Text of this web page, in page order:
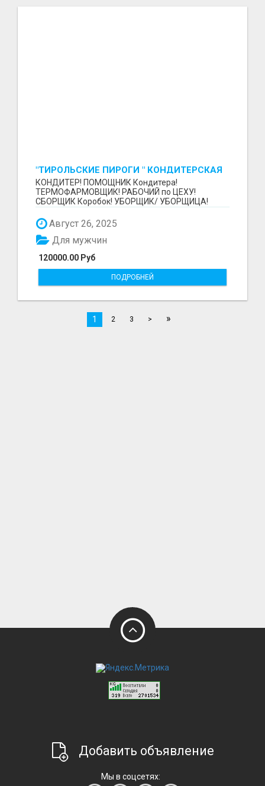
"ТИРОЛЬСКИЕ ПИРОГИ " КОНДИТЕРСКАЯ
ФАБРИКА "КРУГ "
КОНДИТЕР! ПОМОЩНИК Кондитера!
ТЕРМОФАРМОВЩИК! РАБОЧИЙ по ЦЕХУ!
СБОРЩИК Коробок! УБОРЩИК/ УБОРЩИЦА!
~~~~~~~~ Изготовление тортов и пирогов от...
Август 26, 2025
120000.00 Руб
Для мужчин
ПОДРОБНЕЙ
1 2 3 > »
Добавить объявление
Мы в соцсетях: